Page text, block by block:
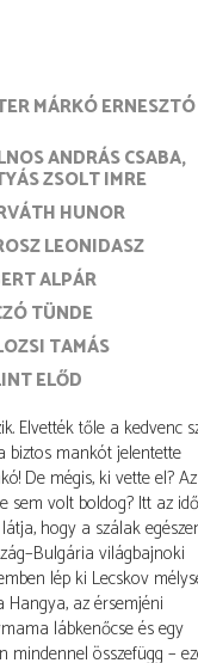
MÁRKÓ ERNESZTÓ
ANDRÁS CSABA
ZSOLT IMRE
HUNOR
LEONIDASZ
ALPÁR
TÜNDE
TAMÁS
ELŐD
Elvették tőle a kedvenc
biztos mankót jelentette
De mégis, ki vette el?
sem volt boldog? Itt az idő
hogy a szálak
világbajnoki
lép ki Lecskov
az érsemjéni
lábkenőcse és egy
mindennel összefügg –